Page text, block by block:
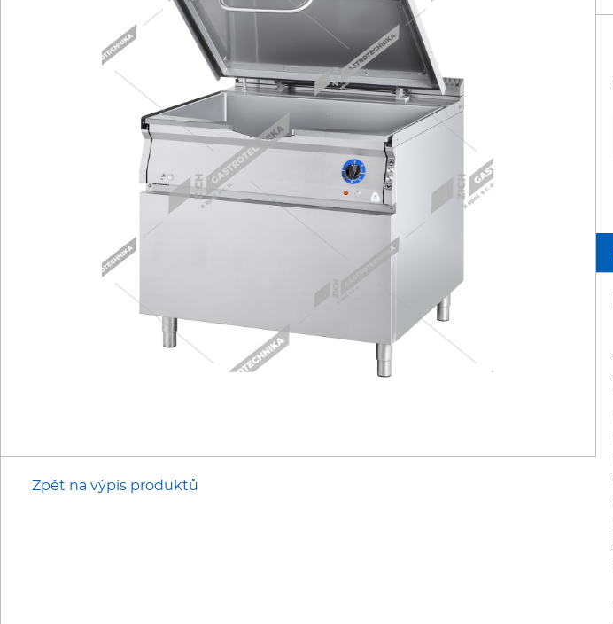
Roboty
Kávovary Řeznické stroje
Konvektomaty/Pece Sporáky
Stolní zařízení
Transport, výdej a regen.
Multifunkce - speciály Vařiče a výrobníky těstovin
Nástroje Vodní lázně
Ostatní
Zpět na výpis produktů